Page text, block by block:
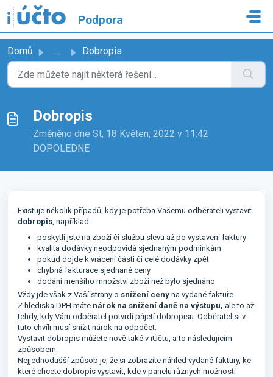
Přeskočit na hlavní obsah
Podpora
Domů ... Dobropis
Dobropis
Změněno dne St, 18 Květen, 2022 v 11:42
DOPOLEDNE
Existuje několik případů, kdy je potřeba Vašemu odběrateli vystavit
dobropis, například:
poskytli jste na zboží či službu slevu až po vystavení faktury
kvalita dodávky neodpovídá sjednaným podmínkám
pokud dojde k vrácení části či celé dodávky zpět
chybná fakturace sjednané ceny
dodání menšího množství zboží než bylo sjednáno
Vždy jde však z Vaší strany o snížení ceny na vydané faktuře.
Z hlediska DPH máte nárok na snížení daně na výstupu, ale to až
tehdy, kdy Vám odběratel potvrdí přijetí dobropisu. Odběratel si v
tuto chvíli musí snížit nárok na odpočet.
Vystavit dobropis můžete nově také v iÚčtu, a to následujícím
způsobem:
Nejjednodušší způsob je, že si zobrazíte náhled vydané faktury, ke
které chcete dobropis vystavit, kde v panelu různých možností